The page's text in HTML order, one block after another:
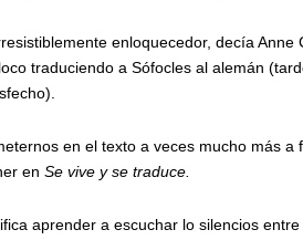
enloquecedor, decía Anne
traduciendo a Sófocles al alemán
en el texto a veces mucho más
en Se vive y se traduce.
aprender a escuchar lo silencios